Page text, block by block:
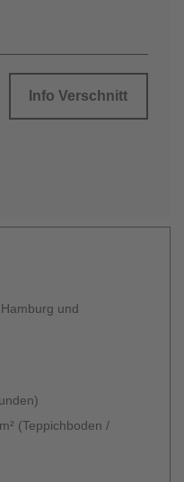
Info Verschnitt
und
(Teppichboden /